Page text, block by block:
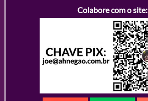
Colabore com o site: